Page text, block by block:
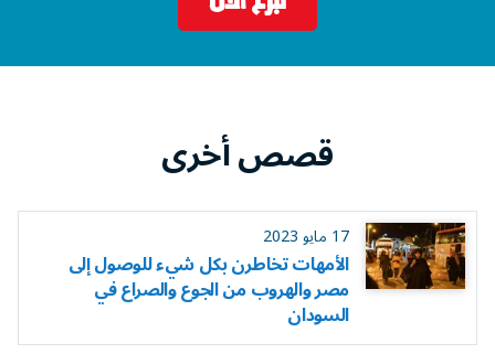
قصص أخرى
17 مايو 2023
الأمهات تخاطرن بكل شيء للوصول إلى
مصر والهروب من الجوع والصراع في
السودان